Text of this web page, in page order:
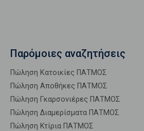
Παρόμοιες αναζητήσεις
Πώληση Κατοικίες ΠΑΤΜΟΣ
Πώληση Αποθήκες ΠΑΤΜΟΣ
Πώληση Γκαρσονιέρες ΠΑΤΜΟΣ
Πώληση Διαμερίσματα ΠΑΤΜΟΣ
Πώληση Κτίρια ΠΑΤΜΟΣ